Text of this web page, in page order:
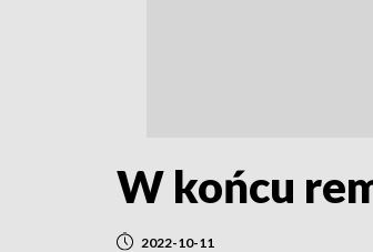
W końcu
2022-10-11